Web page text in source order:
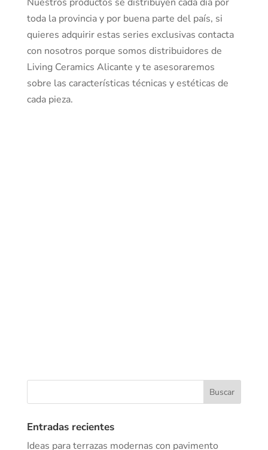
toda la provincia y por buena parte del país, si
quieres adquirir estas series exclusivas contacta
con nosotros porque somos distribuidores de
Living Ceramics Alicante y te asesoraremos
sobre las características técnicas y estéticas de
cada pieza.
Entradas recientes
Ideas para terrazas modernas con pavimento